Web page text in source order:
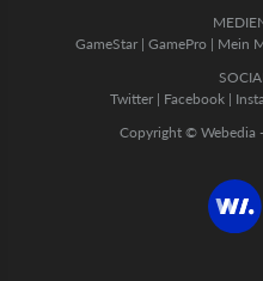
GameStar| GamePro | Mein
Twitter | Facebook |
Copyright © Webedia